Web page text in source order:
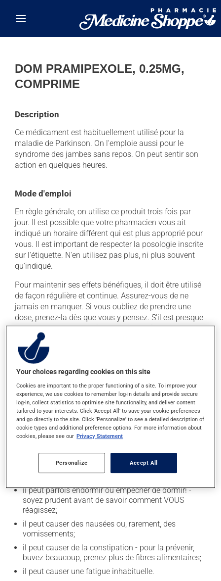
DOM PRAMIPEXOLE, 0.25MG,
COMPRIME
Description
Ce médicament est habituellement utilisé pour la
maladie de Parkinson. On l'emploie aussi pour le
syndrome des jambes sans repos. On peut sentir son
action en quelques heures.
Mode d'emploi
En règle générale, on utilise ce produit trois fois par
jour. Il est possible que votre pharmacien vous ait
indiqué un horaire différent qui est plus approprié pour
vous. Il est important de respecter la posologie inscrite
sur l'étiquette. N'en utilisez pas plus, ni plus souvent
qu'indiqué.
Pour maintenir ses effets bénéfiques, il doit être utilisé
de façon régulière et continue. Assurez-vous de ne
jamais en manquer. Si vous oubliez de prendre une
dose, prenez-la dès que vous y pensez. S'il est presque
l'heure de votre dose suivante, laissez simplement
tomber la dose oubliée. Ne doublez pas la dose
suivante pour tenter de vous rattraper.
Ce médicament peut être pris avec ou sans nourriture,
Effets indésirables
En plus de ses effets recherchés, ce produit peut à
l'occasion entraîner certains effets indésirables (effets
il peut causer des étourdissements - levez-vous
lentement;
il peut parfois endormir ou empêcher de dormir! -
soyez prudent avant de savoir comment VOUS
réagissez;
il peut causer des nausées ou, rarement, des
vomissements;
il peut causer de la constipation - pour la prévenir,
buvez beaucoup, prenez plus de fibres alimentaires;
il peut causer une fatigue inhabituelle.
Your choices regarding cookies on this site
Cookies are important to the proper functioning of a site. To improve your
experience, we use cookies to remember log-in details and provide secure
log-in, collect statistics to optimise site functionality, and deliver content
tailored to your interests. Click 'Accept All' to save your cookie preferences
and go directly to the site. Click 'Personalize' to see a detailed description of
cookie types and additional preference options. For more information about
cookies, please see our Privacy Statement
Personalize Accept All